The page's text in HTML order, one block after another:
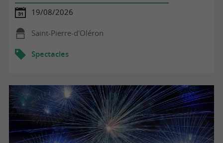
19/08/2026
Saint-Pierre-d'Oléron
Spectacles